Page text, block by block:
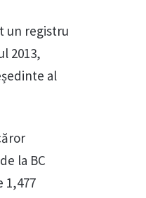
un registru
2013,
al
la BC
1,477